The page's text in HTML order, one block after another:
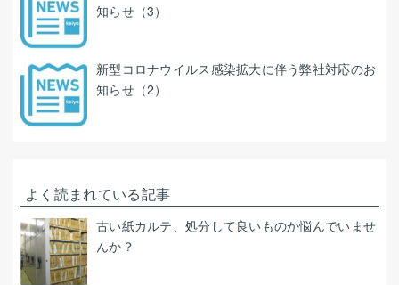
知らせ（3）
新型コロナウイルス感染拡大に伴う弊社対応のお
知らせ（2）
よく読まれている記事
古い紙カルテ、処分して良いものか悩んでいませ
んか？